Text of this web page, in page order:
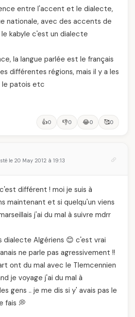
entre l'accent et le dialecte,
nationale, avec des accents de
kabyle c'est un dialecte
la langue parlée est le français
différentes régions, mais il y a les
le patois etc
👍0 👎0 😂0 🥰0
le 20 May 2012 à 19:13
différent ! moi je suis à
maintenant et si quelqu'un viens
j'ai du mal à suivre mdrr
dialecte Algériens 😊 c'est vrai
ne parle pas agressivement !!
ont du mal avec le Tlemcennien
je voyage j'ai du mal à
gens .. je me dis si y' avais pas le
fais 💭